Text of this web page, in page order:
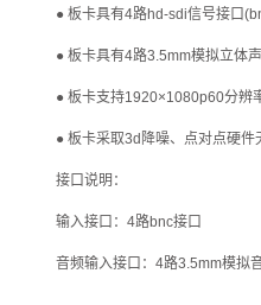
● 板卡具有4路hd-sdi信号接口
● 板卡具有4路3.5mm模拟立体
● 板卡支持1920×1080p60分辨
● 板卡采取3d降噪、点对点硬件
接口说明：
输入接口：4路bnc接口
音频输入接口：4路3.5mm模拟